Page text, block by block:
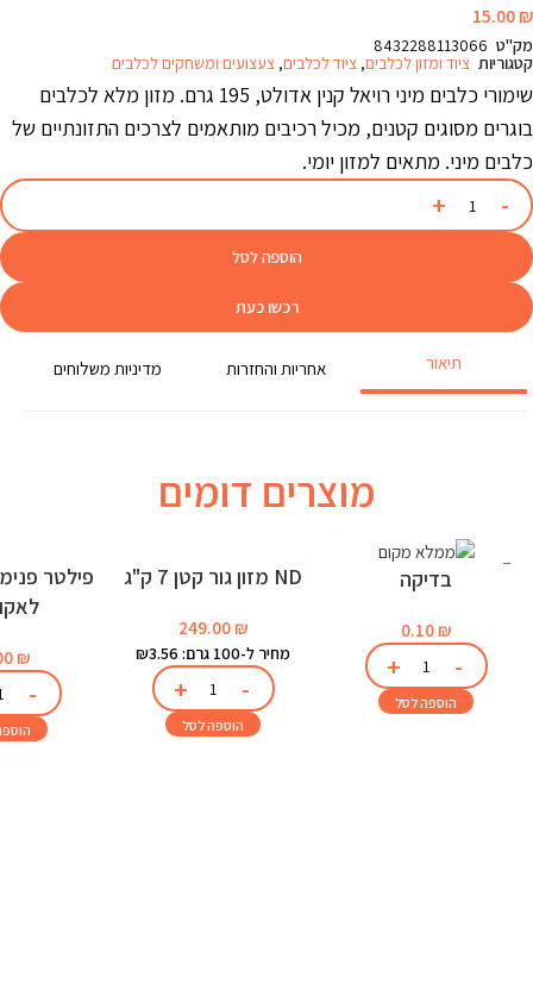
15.00₪
מק"ט 8432288113066
קטגוריות ציוד ומזון לכלבים, ציוד לכלבים, צעצועים ומשחקים לכלבים
שימורי כלבים מיני רויאל קנין אדולט, 195 גרם. מזון מלא לכלבים
בוגרים מסוגים קטנים, מכיל רכיבים מותאמים לצרכים התזונתיים של
כלבים מיני. מתאים למזון יומי.
הוספה לסל
רכשו כעת
תיאור אחריות והחזרות מדיניות משלוחים
מוצרים דומים
בדיקה
0.10 ₪
הוספה לסל
ND מזון גור קטן 7 ק"ג
249.00 ₪
מחיר ל-100 גרם: ₪3.56
הוספה לסל
₪